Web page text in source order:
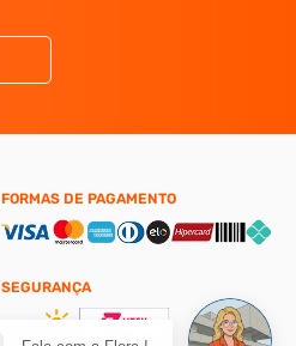
FORMAS DE PAGAMENTO
SEGURANÇA